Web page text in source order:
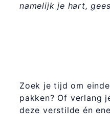
namelijk je hart,
Zoek je tijd om
pakken? Of verlang
deze verstilde én